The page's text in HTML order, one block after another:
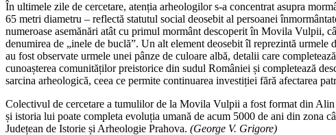
În ultimele zile de cercetare, atenția arheologilor s-a concentrat asupra
65 metri diametru – reflectă statutul social deosebit al persoanei
numeroase asemănări atât cu primul mormânt descoperit în Movila Vulpii,
denumirea de „inele de buclă”. Un alt element deosebit îl reprezintă
au fost observate urmele unei pânze de culoare albă, detalii care
cunoașterea comunităților preistorice din sudul României și completează
sarcina arheologică, ceea ce permite continuarea investiției fără afectarea
Colectivul de cercetare a tumulilor de la Movila Vulpii a fost format din
și istoria lui poate completa evoluția umană de acum 5000 de ani din zona
Județean de Istorie și Arheologie Prahova. (George V. Grigore)